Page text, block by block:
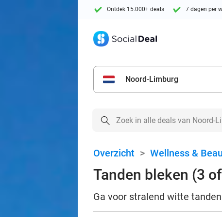
Ontdek 15.000+ deals 7 dagen per
Noord-Limburg
Overzicht > Wellness &
Tanden bleken (3
Ga voor stralend witte